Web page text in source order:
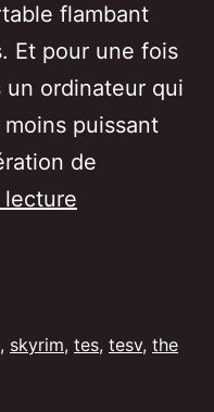
flambant
Et pour une fois
un ordinateur qui
puissant
de
lecture
en
, skyrim, tes, tesv, the